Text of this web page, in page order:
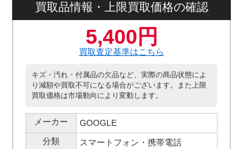
買取品情報・上限買取価格の確認
5,400円
買取査定基準はこちら
キズ・汚れ・付属品の欠品など、実際の商品状態によ
り減額や買取不可になる場合がございます。また上限
買取価格は市場動向により変動します。
メーカー
GOOGLE
分類
スマートフォン・携帯電話